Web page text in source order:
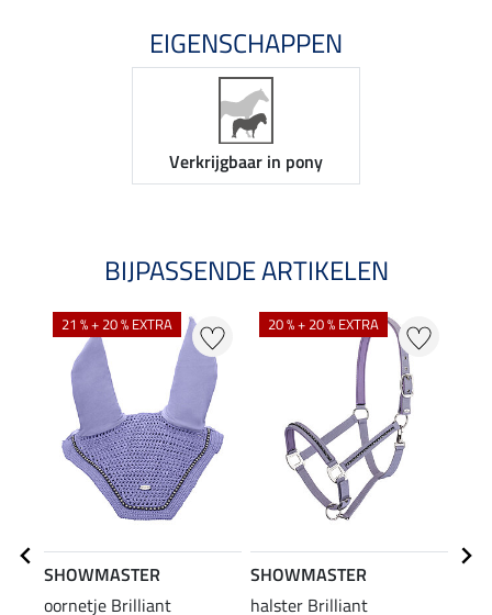
EIGENSCHAPPEN
Verkrijgbaar in pony
BIJPASSENDE ARTIKELEN
21 % + 20 % EXTRA
SHOWMASTER
oornetje Brilliant
20 % + 20 % EXTRA
SHOWMASTER
halster Brilliant